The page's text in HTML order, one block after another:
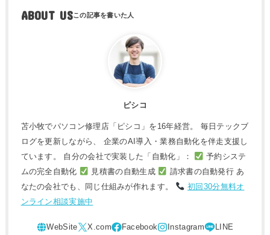
ABOUT US
ピシコ
苫小牧でパソコン修理店「ピシコ」を16年経営。 毎日テックブ
ログを更新しながら、 企業のAI導入・業務自動化を伴走支援し
ています。 自分の会社で実装した「自動化」：
予約システ
ムの完全自動化
見積書の自動生成
請求書の自動発行 あ
なたの会社でも、同じ仕組みが作れます。
初回30分無料オ
ンライン相談実施中